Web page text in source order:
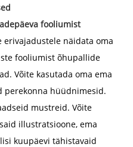
fooliumist
erivajadustele näidata oma
fooliumist õhupallide
Võite kasutada oma ema
perekonna hüüdnimesid.
mustreid. Võite
illustratsioone, ema
kuupäevi tähistavaid